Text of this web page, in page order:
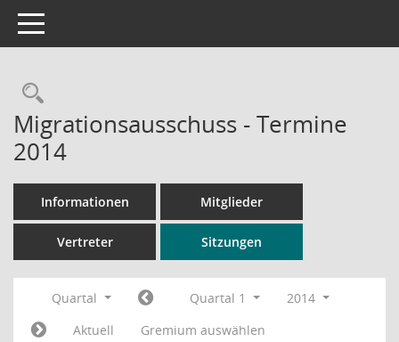
Toggle navigation
Rechercheauswahl
Migrationsausschuss - Termine
2014
Informationen Mitglieder
Vertreter Sitzungen
Quartal Quartal 1
2014
Aktuell
Gremium auswählen